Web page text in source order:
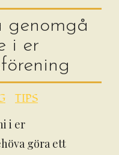
genomgå
i er
TIPS
i er
göra ett